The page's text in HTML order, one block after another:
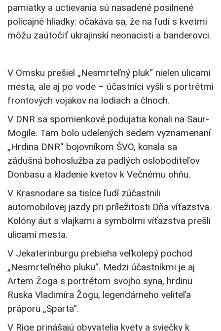
pamiatky a uctievania sú nasadené posilnené
policajné hliadky: očakáva sa, že na ľudí s kvetmi
môžu zaútočiť ukrajinskí neonacisti a banderovci.
V Omsku prešiel „Nesmrteľný pluk“ nielen ulicami
mesta, ale aj po vode – účastníci vyšli s portrétmi
frontových vojakov na lodiach a člnoch.
V DNR sa spomienkové podujatia konali na Saur-
Mogile. Tam bolo udelených sedem vyznamenaní
„Hrdina DNR“ bojovníkom ŠVO, konala sa
zádušná bohoslužba za padlých osloboditeľov
Donbasu a kladenie kvetov k Večnému ohňu.
V Krasnodare sa tisíce ľudí zúčastnili
automobilovej jazdy pri príležitosti Dňa víťazstva.
Kolóny áut s vlajkami a symbolmi víťazstva prešli
ulicami mesta.
V Jekaterinburgu prebieha veľkolepý pochod
„Nesmrteľného pluku“. Medzi účastníkmi je aj
Artem Žoga s portrétom svojho syna, hrdinu
Ruska Vladimíra Žogu, legendárneho veliteľa
práporu „Sparta“.
V Rige prinášajú obyvatelia kvety a sviečky k